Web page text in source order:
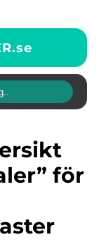
se
för